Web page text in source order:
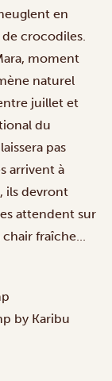
en
crocodiles.
moment
naturel
juillet et
du
pas
arrivent à
ils devront
attendent sur
fraîche...
by Karibu